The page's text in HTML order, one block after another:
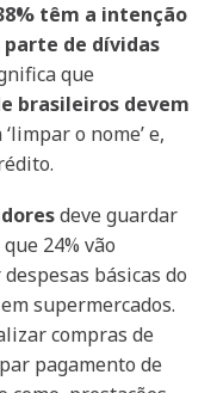
têm a intenção
de dívidas
que
brasileiros devem
o nome’ e,
deve guardar
24% vão
básicas do
supermercados.
compras de
pagamento de